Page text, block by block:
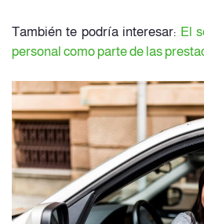
También te podría interesar: El
personal como parte de las